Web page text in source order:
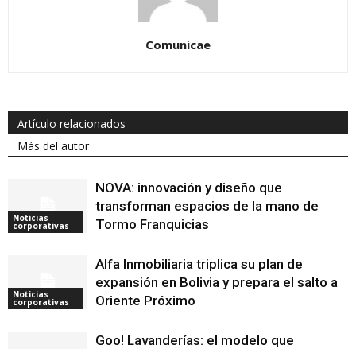
Comunicae
Artículo relacionados
Más del autor
Noticias
corporativas
NOVA: innovación y diseño que
transforman espacios de la mano de
Tormo Franquicias
Noticias
corporativas
Alfa Inmobiliaria triplica su plan de
expansión en Bolivia y prepara el salto a
Oriente Próximo
Goo! Lavanderías: el modelo que